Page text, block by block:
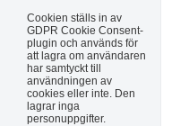
Cookien ställs in av
GDPR Cookie Consent-
plugin och används för
att lagra om användaren
har samtyckt till
användningen av
cookies eller inte. Den
lagrar inga
personuppgifter.